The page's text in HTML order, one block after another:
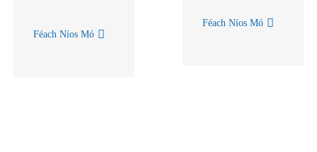
Féach Níos Mó
Féach Níos Mó